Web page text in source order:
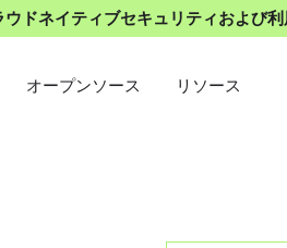
ドネイティブセキュリティおよび利
オープンソース リソース